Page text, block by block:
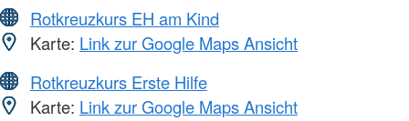
Rotkreuzkurs EH am Kind
Karte: Link zur Google Maps Ansicht
Rotkreuzkurs Erste Hilfe
Karte: Link zur Google Maps Ansicht